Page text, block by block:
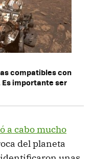
compatibles con
importante ser
a cabo mucho
del planeta